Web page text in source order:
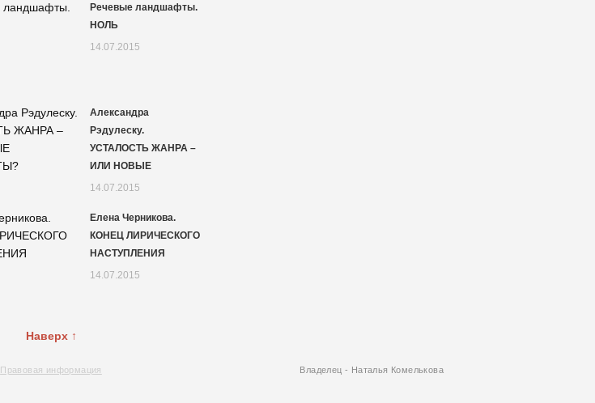
Речевые ландшафты.
НОЛЬ
14.07.2015
Александра
Рэдулеску.
УСТАЛОСТЬ ЖАНРА –
ИЛИ НОВЫЕ
14.07.2015
Елена Черникова.
КОНЕЦ ЛИРИЧЕСКОГО
НАСТУПЛЕНИЯ
14.07.2015
Наверх ↑
Правовая информация
Владелец - Наталья Комелькова